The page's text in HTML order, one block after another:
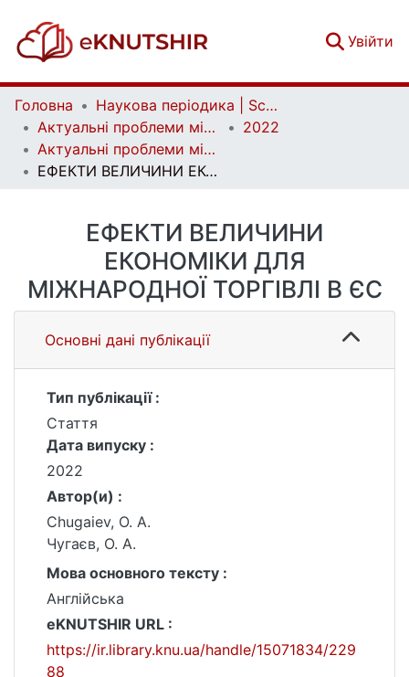
Увійти
Головна
Наукова періодика | Scientific periodicals
Актуальні проблеми міжнародних відносин | Аctual Problems of International Relations
2022
Актуальні проблеми міжнародних відносин. Вип. 151
ЕФЕКТИ ВЕЛИЧИНИ ЕКОНОМІКИ ДЛЯ МІЖНАРОДНОЇ ТОРГІВЛІ В ЄС
ЕФЕКТИ ВЕЛИЧИНИ
ЕКОНОМІКИ ДЛЯ
МІЖНАРОДНОЇ ТОРГІВЛІ В ЄС
Основні дані публікації
Тип публікації :
Стаття
Дата випуску :
2022
Автор(и) :
Chugaiev, O. А.
Чугаєв, О. А.
Мова основного тексту :
Англійська
eKNUTSHIR URL :
https://ir.library.knu.ua/handle/15071834/229
88